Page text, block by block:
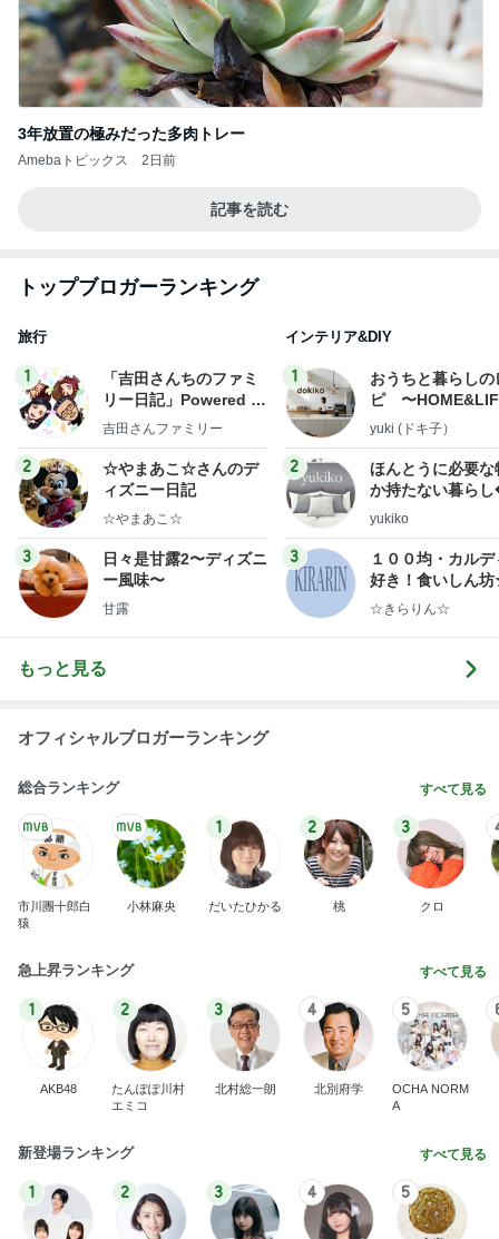
3年放置の極みだった多肉トレー
Amebaトピックス 2日前
記事を読む
トップブロガーランキング
旅行
1
「吉田さんちのファミ
リー日記」Powered b
y Ameba 吉田さんファ
ログ
吉田さんファミリー
2
☆やまあこ☆さんのデ
ィズニー日記
☆やまあこ☆
3
日々是甘露2〜ディズニ
ー風味〜
甘露
インテリア&DIY
1
おうちと暮らしの
ピ 〜
yuki (ドキ子）
2
ほんとうに必要な
か持たない暮ら
ep Life Simple◆
yukiko
3
１００均・カルデ
好き！食いしん
らりん☆のブログ
☆きらりん☆
もっと見る
オフィシャルブロガーランキング
総合ランキング すべて見る
市川團十郎白
猿
小林麻央
1
だいたひかる
2
桃
3
クロ
急上昇ランキング すべて見る
1
AKB48
2
たんぽぽ川村
エミコ
3
北村総一朗
4
北別府学
5
OCHA NORM
A
新登場ランキング すべて見る
1 2 3 4 5